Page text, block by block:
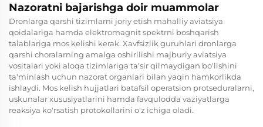
Nazoratni bajarishga doir muammolar
Dronlarga qarshi tizimlarni joriy etish mahalliy aviatsiya
qoidalariga hamda elektromagnit spektrni boshqarish
talablariga mos kelishi kerak. Xavfsizlik guruhlari dronlarga
qarshi choralarning amalga oshirilishi majburiy aviatsiya
vositalari yoki aloqa tizimlariga ta'sir qilmaydigan bo'lishini
ta'minlash uchun nazorat organlari bilan yaqin hamkorlikda
ishlaydi. Mos kelish hujjatlari batafsil operatsion protseduralarni,
uskunalar xususiyatlarini hamda favqulodda vaziyatlarga
reaksiya ko'rsatish protokollarini o'z ichiga oladi.